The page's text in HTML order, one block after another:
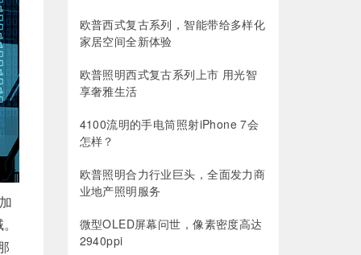
欧普西式复古系列，智能带给多样化
家居空间全新体验
欧普照明西式复古系列上市 用光智
享奢雅生活
4100流明的手电筒照射iPhone 7会
怎样？
欧普照明合力行业巨头，全面发力商
业地产照明服务
微型OLED屏幕问世，像素密度高达
2940ppi